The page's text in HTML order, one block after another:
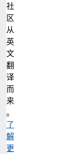
社
区
从
英
文
翻
译
而
来
。
了
解
更